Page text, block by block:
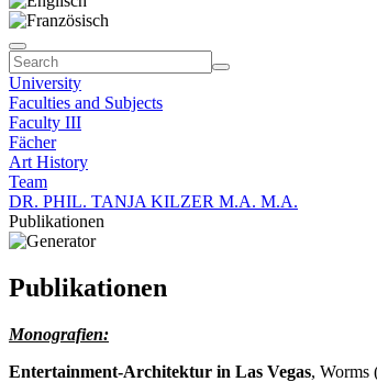
University
Faculties and Subjects
Faculty III
Fächer
Art History
Team
DR. PHIL. TANJA KILZER M.A. M.A.
Publikationen
Publikationen
Monografien:
Entertainment-Architektur in Las Vegas, Worms